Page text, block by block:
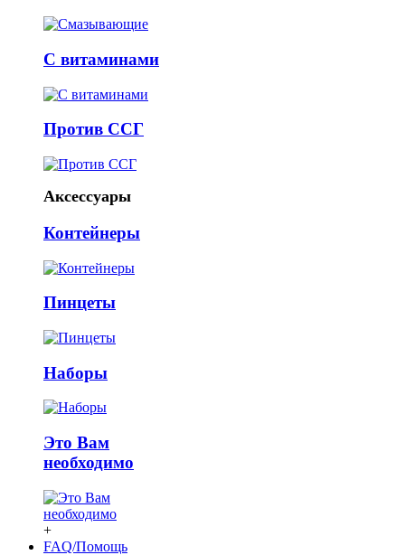
С витаминами
Против ССГ
Аксессуары
Контейнеры
Пинцеты
Наборы
Это Вам
необходимо
+
FAQ/Помощь